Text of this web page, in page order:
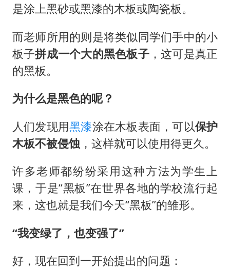
是涂上黑砂或黑漆的木板或陶瓷板。
而老师所用的则是将类似同学们手中的小
板子拼成一个大的黑色板子，这可是真正
的黑板。
为什么是黑色的呢？
人们发现用黑漆涂在木板表面，可以保护
木板不被侵蚀 ，这样就可以使用得更久。
许多老师都纷纷采用这种方法为学生上
课，于是“黑板”在世界各地的学校流行起
来，这也就是我们今天“黑板”的雏形。
“我变绿了，也变强了”
好，现在回到一开始提出的问题：